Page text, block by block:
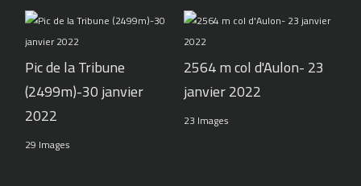
Pic de la Tribune
(2499m)-30 janvier
2022
29 Images
2564 m col d'Aulon- 23
janvier 2022
23 Images